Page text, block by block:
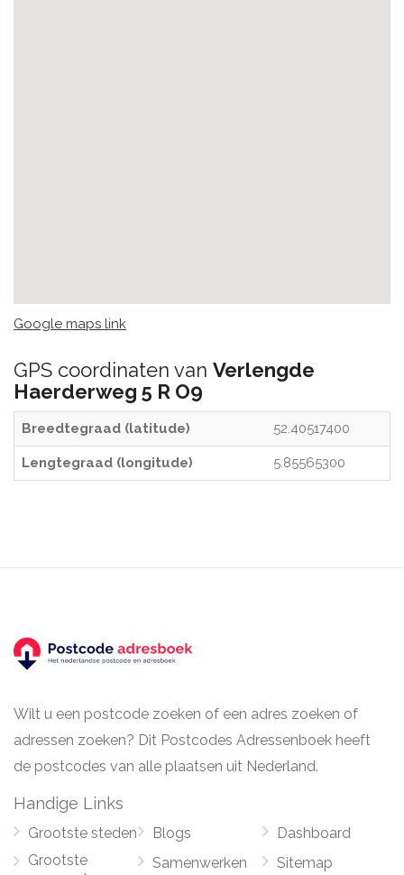
Google maps link
GPS coordinaten van Verlengde
Haerderweg 5 R O9
Breedtegraad (latitude) 52.40517400
Lengtegraad (longitude) 5.85565300
Wilt u een postcode zoeken of een adres zoeken of
adressen zoeken? Dit Postcodes Adressenboek heeft
de postcodes van alle plaatsen uit Nederland.
Handige Links
Grootste steden
Grootste
Blogs
Samenwerken
Dashboard
Sitemap